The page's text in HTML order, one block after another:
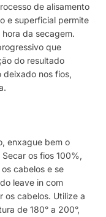
de alisamento
e superficial permite
da secagem.
que
do resultado
nos fios,
enxague bem o
os fios 100%,
cabelos e se
leave in com
os cabelos. Utilize a
de 180° a 200°,